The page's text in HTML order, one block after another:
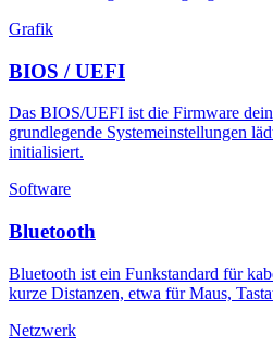
Grafik
BIOS / UEFI
Das BIOS/UEFI ist die Firmware
grundlegende Systemeinstellungen
initialisiert.
Software
Bluetooth
Bluetooth ist ein Funkstandard für
kurze Distanzen, etwa für Maus,
Netzwerk